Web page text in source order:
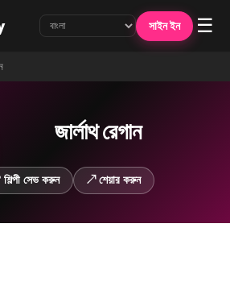
সাইন ইন ☰
জার্লাথ রেগান
সেভ করুন ↗ শেয়ার করুন